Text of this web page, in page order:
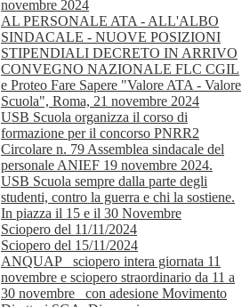
novembre 2024
AL PERSONALE ATA - ALL'ALBO
SINDACALE - NUOVE POSIZIONI
STIPENDIALI DECRETO IN ARRIVO
CONVEGNO NAZIONALE FLC CGIL
e Proteo Fare Sapere "Valore ATA - Valore
Scuola", Roma, 21 novembre 2024
USB Scuola organizza il corso di
formazione per il concorso PNRR2
Circolare n. 79 Assemblea sindacale del
personale ANIEF 19 novembre 2024.
USB Scuola sempre dalla parte degli
studenti, contro la guerra e chi la sostiene.
In piazza il 15 e il 30 Novembre
Sciopero del 11/11/2024
Sciopero del 15/11/2024
ANQUAP_ sciopero intera giornata 11
novembre e sciopero straordinario da 11 a
30 novembre_ con adesione Movimento